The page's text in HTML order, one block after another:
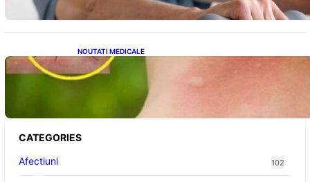
NOUTATI MEDICALE
Cum bacteriile pielii influențează atracția
țânțarilor: O nouă viziune asupra alegerii
CATEGORIES
Afectiuni
102